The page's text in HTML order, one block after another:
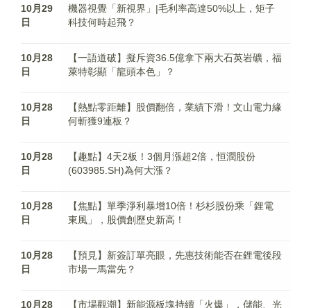
10月29
日
機器視覺「新視界」|毛利率高達50%以上，矩子
科技何時起飛？
10月28
日
【一語道破】擬斥資36.5億拿下兩大石英岩礦，福
萊特彰顯「龍頭本色」？
10月28
日
【熱點零距離】股價翻倍，業績下滑！文山電力緣
何斬獲9連板？
10月28
日
【趣點】4天2板！3個月漲超2倍，恒潤股份
(603985.SH)為何大漲？
10月28
日
【焦點】單季淨利暴增10倍！杉杉股份乘「鋰電
東風」，股價創歷史新高！
10月28
日
【預見】新簽訂單亮眼，先惠技術能否在鋰電後段
市場一馬當先？
10月28
【市場觀潮】新能源板塊持續「火爆」，儲能、光